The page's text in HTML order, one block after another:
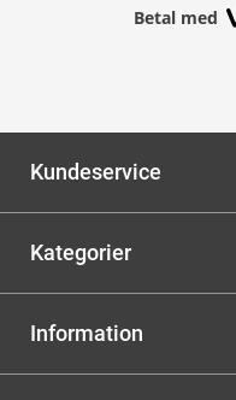
Betal med
Kundeservice
Kategorier
Information